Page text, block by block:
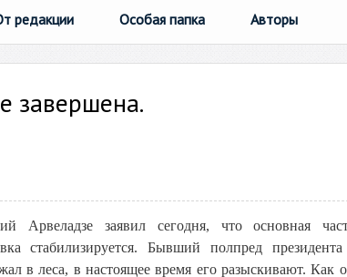
редакции Особая папка Авторы
завершена.
Арвеладзе заявил сегодня, что основная
стабилизируется. Бывший полпред
в леса, в настоящее время его разыскивают. Как